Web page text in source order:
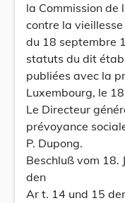
la Commission
contre la
du 18 septembre
statuts du dit
publiées avec la
Luxembourg, le
Le Directeur
prévoyance
P. Dupong.
Beschluß vom 18.
den
Ar t. 14 und 15